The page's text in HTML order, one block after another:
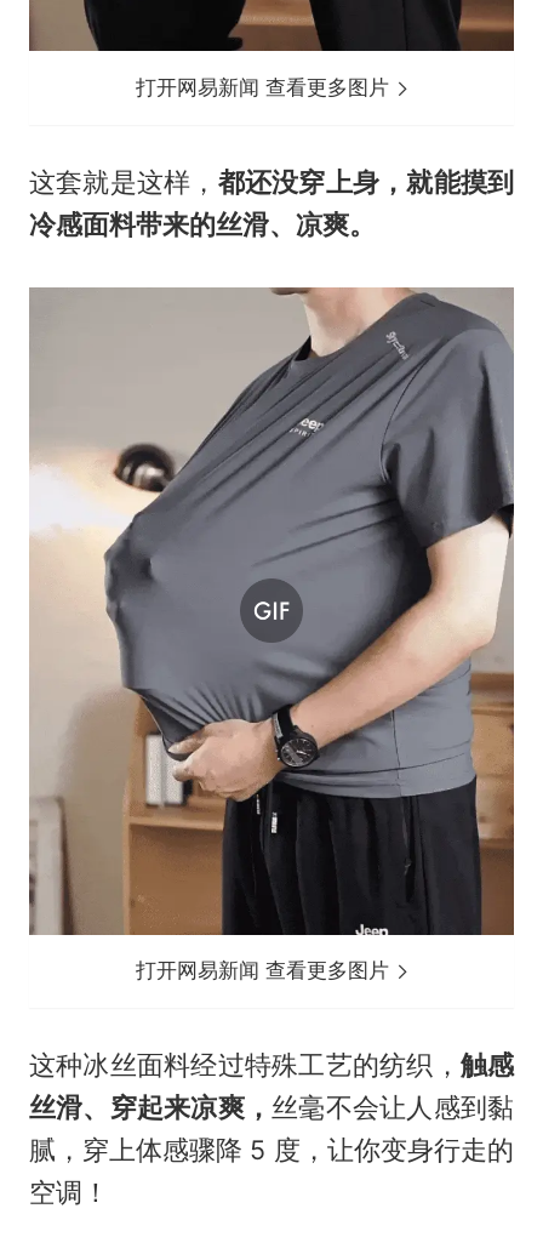
打开网易新闻 查看更多图片
这套就是这样， 都还没穿上身，就能摸到
冷感面料带来的丝滑、凉爽。
打开网易新闻 查看更多图片
这种冰丝面料经过特殊工艺的纺织， 触感
丝滑、穿起来凉爽， 丝毫不会让人感到黏
腻，穿上体感骤降 5 度，让你变身行走的
空调！